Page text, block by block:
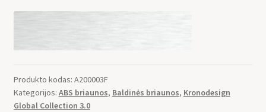
Produkto kodas: A200003F
Kategorijos: ABS briaunos, Baldinės briaunos, Kronodesign
Global Collection 3.0